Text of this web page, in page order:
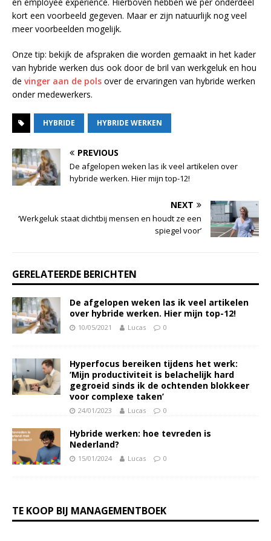
en employee experience. Hierboven hebben we per onderdeel
kort een voorbeeld gegeven. Maar er zijn natuurlijk nog veel
meer voorbeelden mogelijk.
Onze tip: bekijk de afspraken die worden gemaakt in het kader
van hybride werken dus ook door de bril van werkgeluk en hou
de vinger aan de pols over de ervaringen van hybride werken
onder medewerkers.
HYBRIDE HYBRIDE WERKEN
PREVIOUS
De afgelopen weken las ik veel artikelen over
hybride werken. Hier mijn top-12!
NEXT
‘Werkgeluk staat dichtbij mensen en houdt ze een
spiegel voor’
GERELATEERDE BERICHTEN
De afgelopen weken las ik veel artikelen
over hybride werken. Hier mijn top-12!
10/05/2021 Lucas 0
Hyperfocus bereiken tijdens het werk:
‘Mijn productiviteit is belachelijk hard
gegroeid sinds ik de ochtenden blokkeer
voor complexe taken’
24/01/2023 Lucas 0
Hybride werken: hoe tevreden is
Nederland?
15/01/2024 Lucas 0
TE KOOP BIJ MANAGEMENTBOEK